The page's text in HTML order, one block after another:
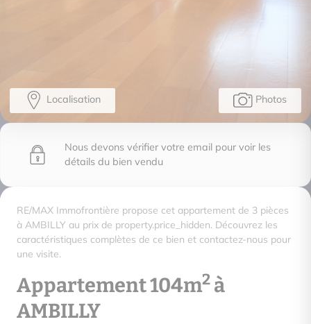
Photos
Localisation
Nous devons vérifier votre email pour voir les
détails du bien vendu
RE/MAX Immofrontière propose cet appartement de 3 pièces
à AMBILLY au prix de property.price_hidden. Découvrez les
caractéristiques complètes de ce bien et contactez-nous pour
une visite.
Appartement 104m2 à
AMBILLY